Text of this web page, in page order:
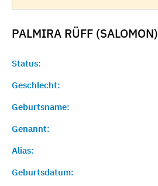
PALMIRA RÜFF (SALOMON)
Status:
Geschlecht:
Geburtsname:
Genannt:
Alias:
Geburtsdatum: